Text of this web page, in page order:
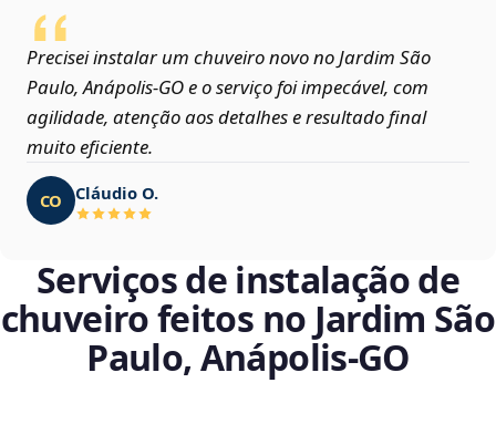
Precisei instalar um chuveiro novo no Jardim São
Paulo, Anápolis‑GO e o serviço foi impecável, com
agilidade, atenção aos detalhes e resultado final
muito eficiente.
CO Cláudio O.
Serviços de instalação de
chuveiro feitos no Jardim São
Paulo, Anápolis‑GO